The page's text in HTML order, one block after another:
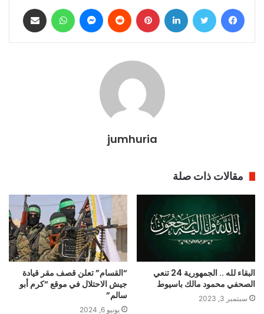
فيسبوك تويتر لينكدإن بينتيريست ماسنجر واتساب
jumhuria
مقالات ذات صلة
البقاء لله .. الجمهورية 24 تنعي
الصحفي محمود مالك باسيوط
سبتمبر 3, 2023
“القسام” تعلن قصف مقر قيادة
جيش الاحتلال في موقع “كرم أبو
سالم”
يونيو 6, 2024